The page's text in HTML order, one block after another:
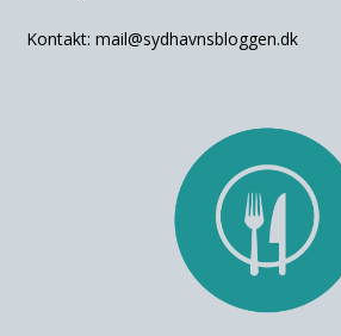
Kontakt:mail@sydhavnsbloggen.dk